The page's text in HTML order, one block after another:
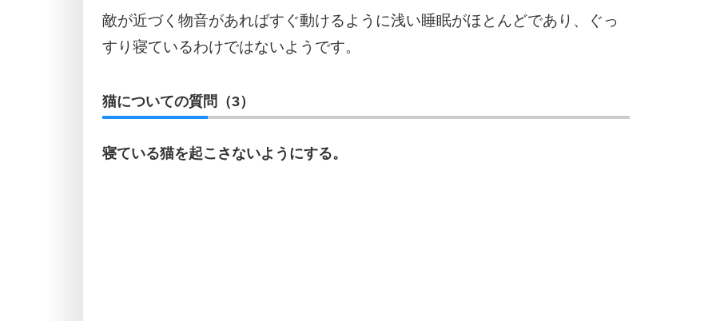
敵が近づく物音があればすぐ動けるように浅い睡眠がほとんどであり、ぐっ
すり寝ているわけではないようです。
猫についての質問（3）
寝ている猫を起こさないようにする。